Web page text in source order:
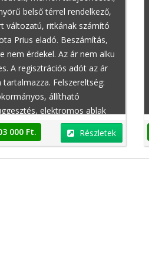
Peugeot 108
belső térrel rendelkező,
változatú, ritkának számító
Prius eladó. Beszámítás,
nem érdekel. Az ár nem alku
A regisztrációs adót az ár
tartalmazza. Felszereltség:
állítható
elektromos ablak
GPS nyomkövető, EBD/EBV
fékerő-elosztó),
000 Ft. Részletek